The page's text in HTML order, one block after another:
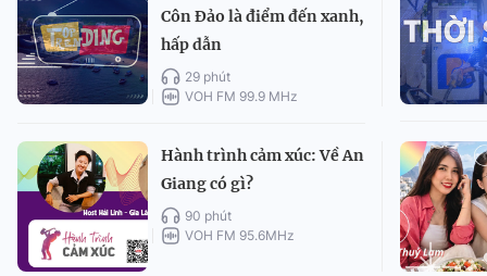
Côn Đảo là điểm đến xanh,
hấp dẫn
29 phút
VOH FM 99.9 MHz
Hành trình cảm xúc: Về An
Giang có gì?
90 phút
VOH FM 95.6MHz